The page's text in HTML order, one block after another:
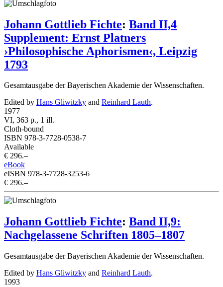
Johann Gottlieb Fichte: Band II,4
Supplement: Ernst Platners
›Philosophische Aphorismen‹, Leipzig
1793
Gesamtausgabe der Bayerischen Akademie der Wissenschaften.
Edited by Hans Gliwitzky and Reinhard Lauth.
1977
VI, 363 p., 1 ill.
Cloth-bound
ISBN 978-3-7728-0538-7
Available
€ 296.–
eBook
eISBN 978-3-7728-3253-6
€ 296.–
Johann Gottlieb Fichte: Band II,9:
Nachgelassene Schriften 1805–1807
Gesamtausgabe der Bayerischen Akademie der Wissenschaften.
Edited by Hans Gliwitzky and Reinhard Lauth.
1993